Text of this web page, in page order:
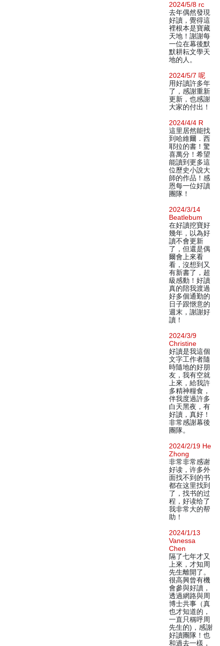
2024/5/8 rc
去年偶然發現
好讀，覺得這
裡根本是寶藏
天地！謝謝每
一位在幕後默
默耕耘文學天
地的人。
2024/5/7 呢
用好讀許多年
了，感謝重新
更新，也感謝
大家的付出！
2024/4/4 R
這里居然能找
到哈維爾．西
耶拉的書！驚
喜萬分！希望
能讀到更多這
位歷史小說大
師的作品！感
恩每一位好讀
團隊！
2024/3/14
Beatlebum
在好讀挖寶好
幾年，以為好
讀不會更新
了，但還是偶
爾會上來看
看，沒想到又
有新書了，超
級感動！好讀
真的陪我渡過
好多個通勤的
日子跟愜意的
週末，謝謝好
讀！
2024/3/9
Christine
好讀是我這個
文字工作者隨
時隨地的好朋
友，我有空就
上來，給我許
多精神糧食，
伴我度過許多
白天黑夜，有
好讀，真好！
非常感謝幕後
團隊。
2024/2/19 He
Zhong
非常非常感谢
好读，许多外
面找不到的书
都在这里找到
了，找书的过
程，好读给了
我非常大的帮
助！
2024/1/13
Vanessa
Chen
隔了七年才又
上來，才知周
先生離開了。
很高興曾有機
會參與好讀，
透過網路與周
博士共事（真
也才知道的，
一直只稱呼周
先生的)，感謝
好讀團隊！也
和過去一樣，